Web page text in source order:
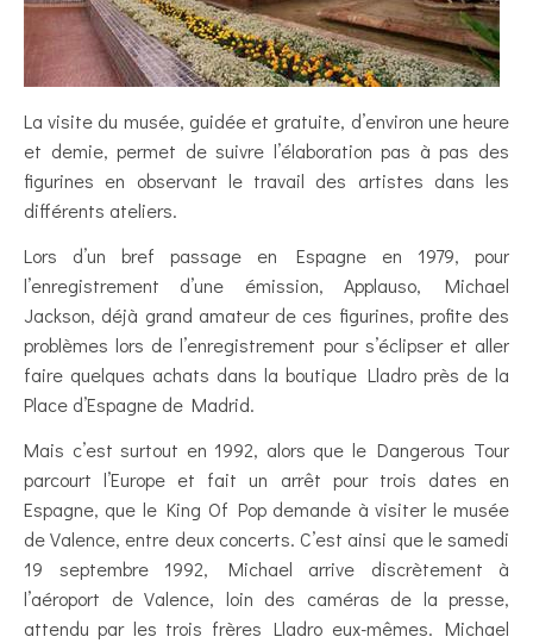
La visite du musée, guidée et gratuite, d’environ une heure
et demie, permet de suivre l’élaboration pas à pas des
figurines en observant le travail des artistes dans les
différents ateliers.
Lors d’un bref passage en Espagne en 1979, pour
l’enregistrement d’une émission, Applauso, Michael
Jackson, déjà grand amateur de ces figurines, profite des
problèmes lors de l’enregistrement pour s’éclipser et aller
faire quelques achats dans la boutique Lladro près de la
Place d’Espagne de Madrid.
Mais c’est surtout en 1992, alors que le Dangerous Tour
parcourt l’Europe et fait un arrêt pour trois dates en
Espagne, que le King Of Pop demande à visiter le musée
de Valence, entre deux concerts. C’est ainsi que le samedi
19 septembre 1992, Michael arrive discrètement à
l’aéroport de Valence, loin des caméras de la presse,
attendu par les trois frères Lladro eux-mêmes. Michael